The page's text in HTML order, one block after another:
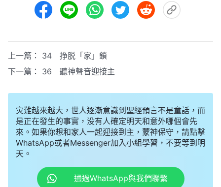
上一篇： 34 挣脱「家」鎖
下一篇： 36 聽神聲音迎接主
灾難越來越大，世人逐漸意識到聖經預言不是童話，而
是正在發生的事實，没有人確定明天和意外哪個會先
來。如果你想和家人一起迎接到主，蒙神保守，請點擊
WhatsApp或者Messenger加入小組學習，不要等到明
天。
通過WhatsApp與我們聯繫